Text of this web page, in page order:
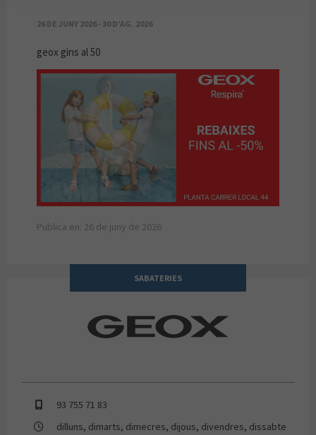
26 DE JUNY 2026 - 30 D’AG. 2026
geox gins al 50
Publica en: 26 de juny de 2026
SABATERIES
GEOX
93 755 71 83
dilluns, dimarts, dimecres, dijous, divendres, dissabte